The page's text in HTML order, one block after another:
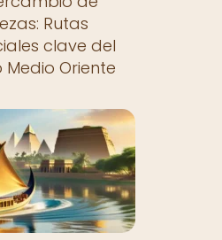
Rutas
clave del
Medio Oriente